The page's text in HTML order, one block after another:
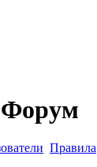
Правила